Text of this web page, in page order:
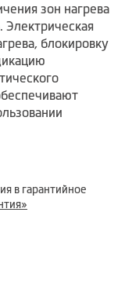
зон нагрева
блокировку
в гарантийное